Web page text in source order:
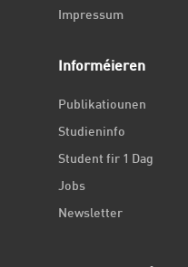
Impressum
Informéieren
Publikatiounen
Studieninfo
Student fir 1 Dag
Jobs
Newsletter